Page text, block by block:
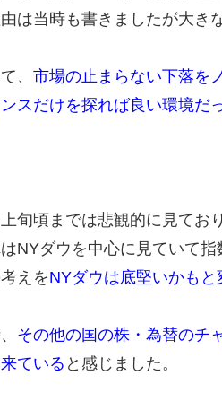
由は当時も書きましたが大き
、 市場の止まらない下落を
スだけを探れば良い環境だ
上旬頃までは悲観的に見てお
NYダウを中心に見ていて
えをNYダウは底堅いかも
その他の国の株・為替のチ
ている と感じました。